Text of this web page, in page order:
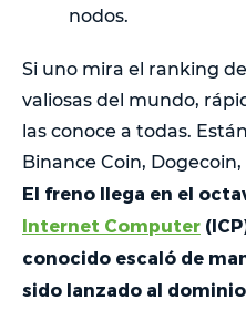
nodos.
Si uno mira el ranking
valiosas del mundo,
las conoce a todas.
Binance Coin,
El freno llega en el
Internet Computer
conocido escaló de
sido lanzado al